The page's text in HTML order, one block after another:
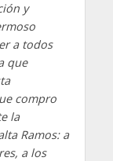
y
a todos
que
compro
la
Ramos: a
a los